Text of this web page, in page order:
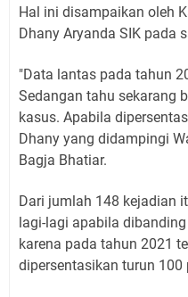
Hal ini disampaikan oleh
Dhany Aryanda SIK pada
"Data lantas pada tahun
Sedangan tahu sekarang
kasus. Apabila
Dhany yang didampingi
Bagja Bhatiar.
Dari jumlah 148 kejadian
lagi-lagi apabila
karena pada tahun 2021
dipersentasikan turun 100